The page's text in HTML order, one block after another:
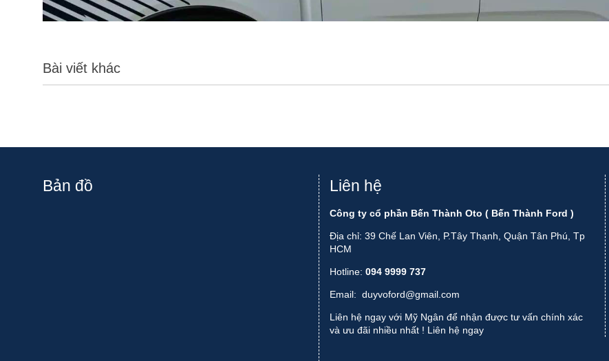
Bài viết khác
Bản đồ Liên hệ
Công ty cổ phần Bến Thành Oto ( Bến Thành Ford )
Địa chỉ: 39 Chế Lan Viên, P.Tây Thạnh, Quận Tân Phú, Tp
HCM
Hotline: 094 9999 737
Email: duyvoford@gmail.com
Liên hệ ngay với Mỹ Ngân để nhận được tư vấn chính xác
và ưu đãi nhiều nhất ! Liên hệ ngay